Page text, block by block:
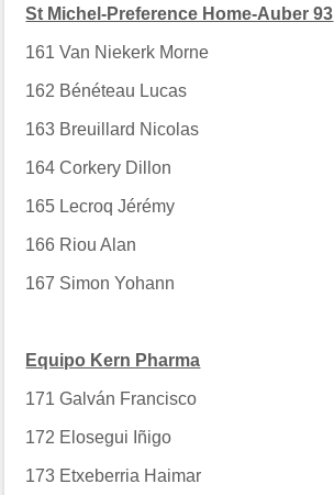
St Michel-Preference Home-Auber 93
161 Van Niekerk Morne
162 Bénéteau Lucas
163 Breuillard Nicolas
164 Corkery Dillon
165 Lecroq Jérémy
166 Riou Alan
167 Simon Yohann
Equipo Kern Pharma
171 Galván Francisco
172 Elosegui Iñigo
173 Etxeberria Haimar